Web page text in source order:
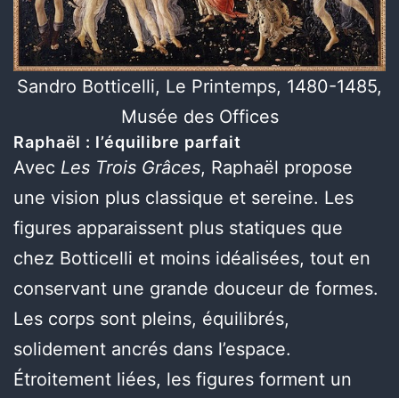
Sandro Botticelli, Le Printemps, 1480-1485,
Musée des Offices
Raphaël : l’équilibre parfait
Avec Les Trois Grâces, Raphaël propose
une vision plus classique et sereine. Les
figures apparaissent plus statiques que
chez Botticelli et moins idéalisées, tout en
conservant une grande douceur de formes.
Les corps sont pleins, équilibrés,
solidement ancrés dans l’espace.
Étroitement liées, les figures forment un